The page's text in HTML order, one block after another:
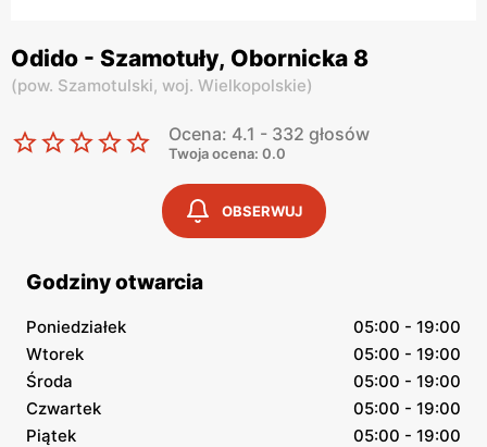
Odido - Szamotuły, Obornicka 8
(pow. Szamotulski, woj. Wielkopolskie)
Ocena: 4.1 - 332 głosów
Twoja ocena: 0.0
OBSERWUJ
Godziny otwarcia
Poniedziałek
05:00 - 19:00
Wtorek
05:00 - 19:00
Środa
05:00 - 19:00
Czwartek
05:00 - 19:00
Piątek
05:00 - 19:00